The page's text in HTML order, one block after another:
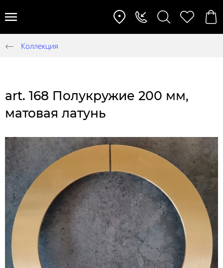
Коллекция
art. 168 Полукружие 200 мм,
матовая латунь